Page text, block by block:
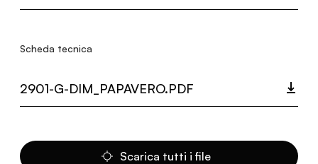
Scheda tecnica
2901-G-DIM_PAPAVERO.PDF
Scarica tutti i file